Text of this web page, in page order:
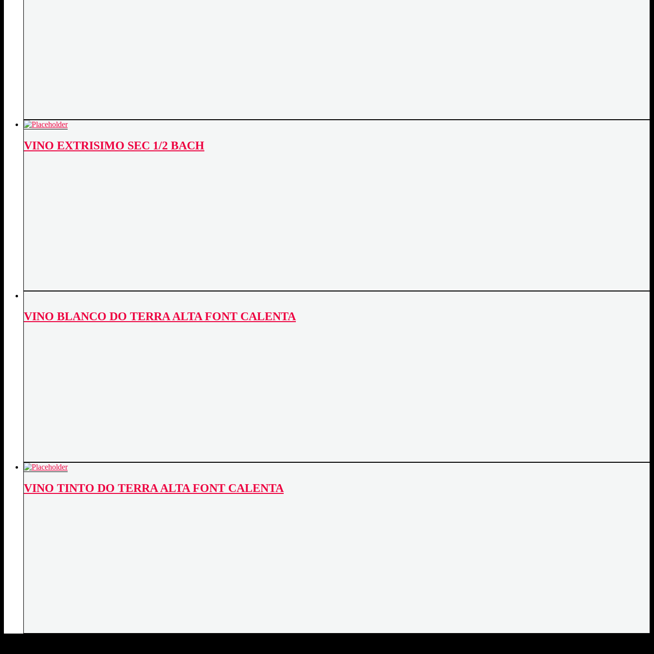
VINO EXTRISIMO SEC 1/2 BACH
VINO BLANCO DO TERRA ALTA FONT CALENTA
VINO TINTO DO TERRA ALTA FONT CALENTA